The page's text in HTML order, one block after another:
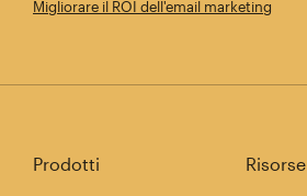
Migliorare il ROI dell'email marketing
Prodotti Risorse